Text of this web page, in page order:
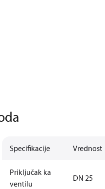
Specifikacije Vrednost
Priključak ka
ventilu
DN 25